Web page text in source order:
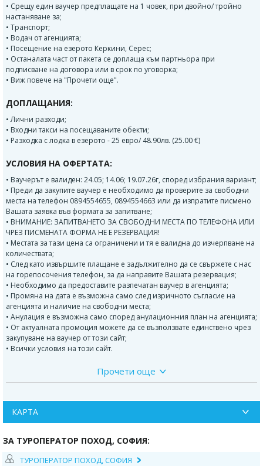
• Срещу един ваучер предплащате на 1 човек, при двойно/ тройно
настаняване за;
• Транспорт;
• Водач от агенцията;
• Посещение на езерото Керкини, Серес;
• Останалата част от пакета се доплаща към партньора при
подписване на договора или в срок по уговорка;
• Виж повече на "Прочети още".
ДОПЛАЩАНИЯ:
• Лични разходи;
• Входни такси на посещаваните обекти;
• Разходка с лодка в езерото - 25 евро/ 48.90лв. (25.00 €)
УСЛОВИЯ НА ОФЕРТАТА:
• Ваучерът е валиден: 24.05; 14.06; 19.07.26г, според избрания вариант;
• Преди да закупите ваучер е необходимо да проверите за свободни
места на телефон 0894554655, 0894554663 или да изпратите писмено
Вашата заявка във формата за запитване;
• ВНИМАНИЕ: ЗАПИТВАНЕТО ЗА СВОБОДНИ МЕСТА ПО ТЕЛЕФОНА ИЛИ
ЧРЕЗ ПИСМЕНАТА ФОРМА НЕ Е РЕЗЕРВАЦИЯ!
• Местата за тази цена са ограничени и тя е валидна до изчерпване на
количествата;
• След като извършите плащане е задължително да се свържете с нас
на горепосочения телефон, за да направите Вашата резервация;
• Необходимо да предоставите разпечатан ваучер в агенцията;
• Промяна на дата е възможна само след изричното съгласие на
агенцията и наличие на свободни места;
• Анулация е възможна само според анулационния план на агенцията;
• От актуалната промоция можете да се възползвате единствено чрез
закупуване на ваучер от този сайт;
• Всички условия на този сайт.
ПРОГРАМА
маршрут София - Кулата -Серес- Керкини.
Пристигане в Серес - градът е основан от тракийското племе
преселил в края на 6 век пр. Хр. в Азия. Името му се свързва с името на
неговите основатели. Споменава се от Херодот в 5 век пр. Хр. (Σῖρις), от
Тит Ливий в 59 г. пр. Хр. (Σίρας) и от други по-късни антични автори.
Прочети още
КАРТА
ЗА ТУРОПЕРАТОР ПОХОД, СОФИЯ:
ТУРОПЕРАТОР ПОХОД, СОФИЯ